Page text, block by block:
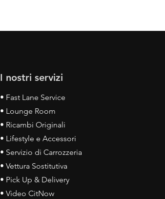
I nostri servizi
• Fast Lane Service
• Lounge Room
• Ricambi Originali
• Lifestyle e Accessori
• Servizio di Carrozzeria
• Vettura Sostitutiva
• Pick Up & Delivery
• Video CitNow